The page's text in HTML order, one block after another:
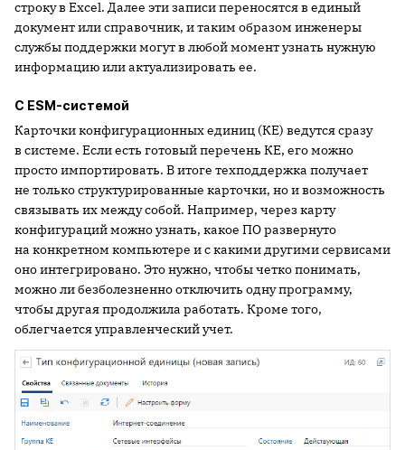
строку в Excel. Далее эти записи переносятся в единый
документ или справочник, и таким образом инженеры
службы поддержки могут в любой момент узнать нужную
информацию или актуализировать ее.
С ESM-системой
Карточки конфигурационных единиц (КЕ) ведутся сразу
в системе. Если есть готовый перечень КЕ, его можно
просто импортировать. В итоге техподдержка получает
не только структурированные карточки, но и возможность
связывать их между собой. Например, через карту
конфигураций можно узнать, какое ПО развернуто
на конкретном компьютере и с какими другими сервисами
оно интегрировано. Это нужно, чтобы четко понимать,
можно ли безболезненно отключить одну программу,
чтобы другая продолжила работать. Кроме того,
облегчается управленческий учет.